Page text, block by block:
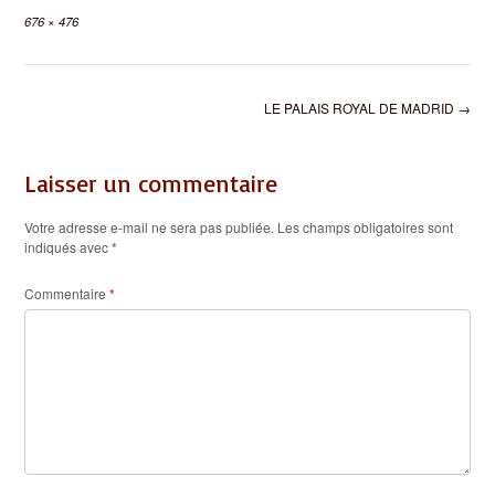
Full
676 × 476
LE PALAIS ROYAL DE MADRID →
Laisser un commentaire
Votre adresse e-mail ne sera pas publiée. Les champs obligatoires sont
indiqués avec*
Commentaire *